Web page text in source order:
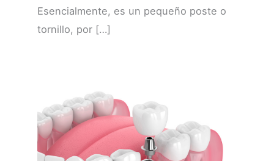
Esencialmente, es un pequeño poste o
tornillo, por […]